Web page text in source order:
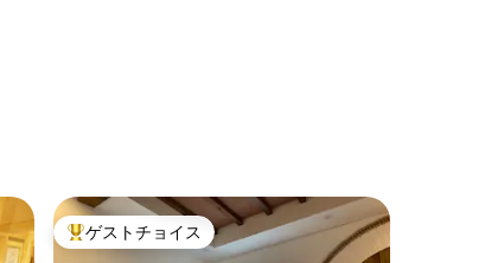
大好評のゲストチョイスです。
ゲストチョイス